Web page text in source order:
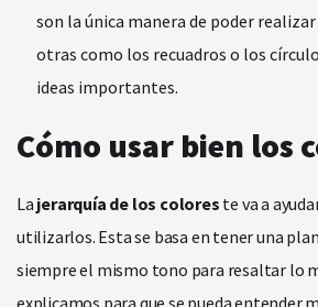
son la única manera de poder
otras como los recuadros o los
ideas importantes.
Cómo usar bien los
La jerarquía de los colores te va a
utilizarlos. Esta se basa en tener una
siempre el mismo tono para resaltar lo
explicamos para que se pueda entender